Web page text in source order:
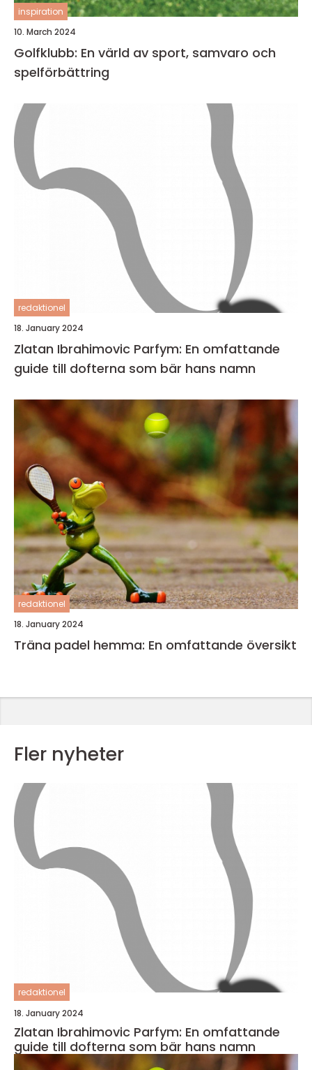
inspiration
10. March 2024
Golfklubb: En värld av sport, samvaro och
spelförbättring
redaktionel
18. January 2024
Zlatan Ibrahimovic Parfym: En omfattande
guide till dofterna som bär hans namn
redaktionel
18. January 2024
Träna padel hemma: En omfattande översikt
Fler nyheter
redaktionel
18. January 2024
Zlatan Ibrahimovic Parfym: En omfattande
guide till dofterna som bär hans namn